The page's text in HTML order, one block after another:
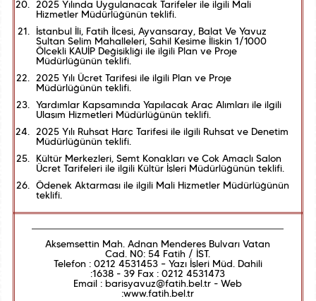
2025 Yılında Uygulanacak Tarifeler ile ilgili Mali
Hizmetler Müdürlüğünün teklifi.
İstanbul İli, Fatih İlçesi, Ayvansaray, Balat Ve Yavuz
Sultan Selim Mahalleleri, Sahil Kesime İlişkin 1/1000
Ölçekli KAUİP Değişikliği ile ilgili Plan ve Proje
Müdürlüğünün teklifi.
2025 Yılı Ücret Tarifesi ile ilgili Plan ve Proje
Müdürlüğünün teklifi.
Yardımlar Kapsamında Yapılacak Araç Alımları ile ilgili
Ulaşım Hizmetleri Müdürlüğünün teklifi.
2025 Yılı Ruhsat Harç Tarifesi ile ilgili Ruhsat ve Denetim
Müdürlüğünün teklifi.
Kültür Merkezleri, Semt Konakları ve Çok Amaçlı Salon
Ücret Tarifeleri ile ilgili Kültür İşleri Müdürlüğünün teklifi.
Ödenek Aktarması ile ilgili Mali Hizmetler Müdürlüğünün
teklifi.
Akşemsettin Mah. Adnan Menderes Bulvarı Vatan
Cad. N0: 54 Fatih / İST.
Telefon : 0212 4531453 – Yazı İşleri Müd. Dahili
:1638 - 39 Fax : 0212 4531473
Email : barisyavuz@fatih.bel.tr - Web
:www.fatih.bel.tr